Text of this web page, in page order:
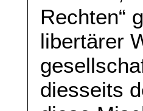
Rechten“
libertärer
diesseits